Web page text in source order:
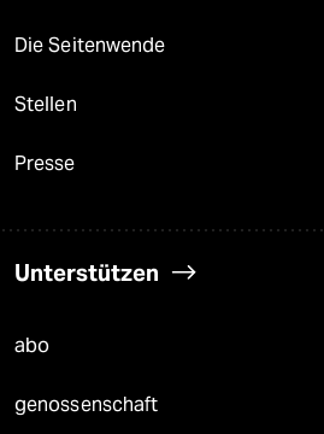
Die Seitenwende
Stellen
Presse
Unterstützen
abo
genossenschaft